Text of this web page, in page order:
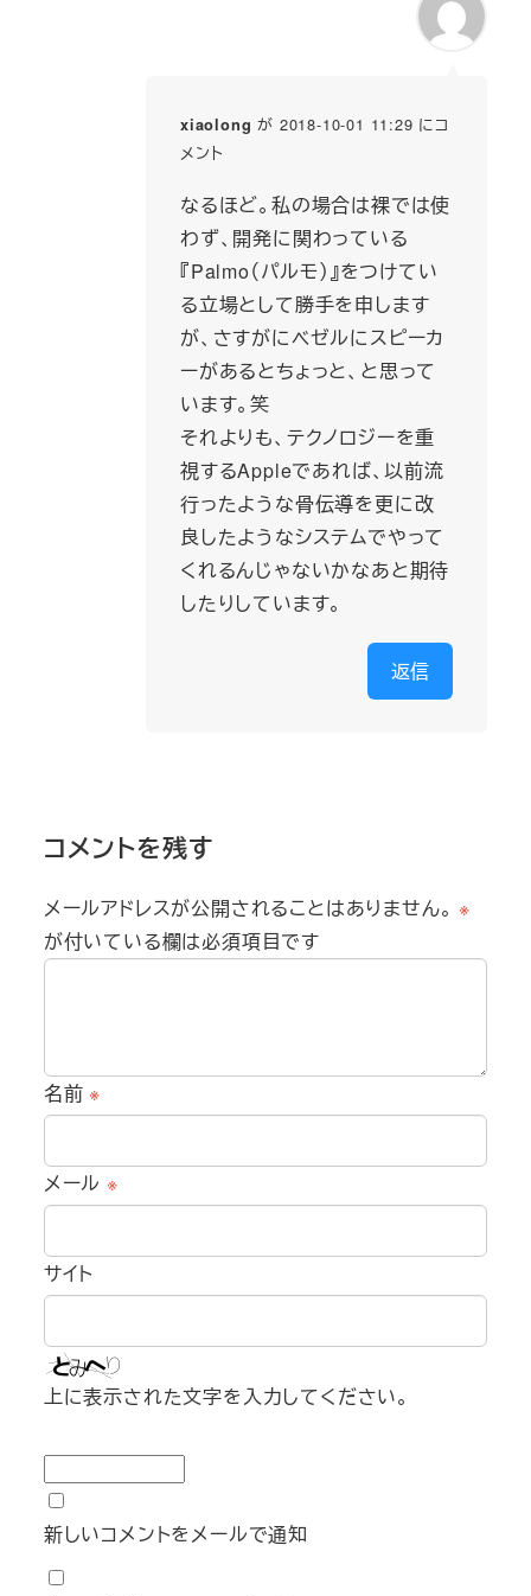
xiaolong が 2018-10-01 11:29 にコ
メント
なるほど。私の場合は裸では使
わず、開発に関わっている
『Palmo（パルモ）』をつけてい
る立場として勝手を申します
が、さすがにベゼルにスピーカ
ーがあるとちょっと、と思って
います。笑
それよりも、テクノロジーを重
視するAppleであれば、以前流
行ったような骨伝導を更に改
良したようなシステムでやって
くれるんじゃないかなあと期待
したりしています。
返信
コメントを残す
メールアドレスが公開されることはありません。 ※
が付いている欄は必須項目です
名前※
メール ※
サイト
上に表示された文字を入力してください。
新しいコメントをメールで通知